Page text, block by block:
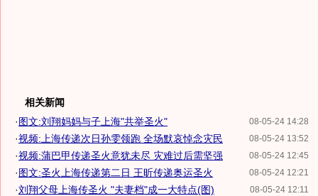
相关新闻
08-05-24 14:28
·图文:刘翔妈妈与子上海"共举圣火"
08-05-24 13:52
·视频:上海传递次日孙雯领跑 全场默哀悼念灾民
08-05-24 12:45
·视频:蒲巴甲传递圣火意犹未尽 灾难过后需坚强
08-05-24 12:21
·图文:圣火上海传递第二日 王昕传递奥运圣火
08-05-24 12:11
·刘翔父母上海传圣火 "夫妻档"成一大特点(图)